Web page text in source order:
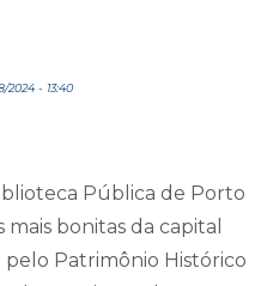
- 13:40
Pública de Porto
bonitas da capital
Patrimônio Histórico